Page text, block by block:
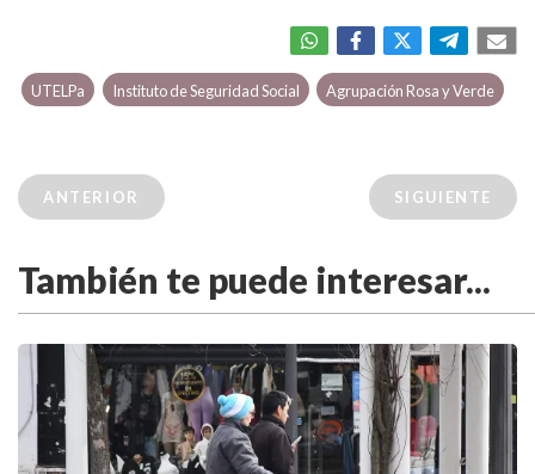
UTELPa Instituto de Seguridad Social Agrupación Rosa y Verde
ANTERIOR SIGUIENTE
También te puede interesar...